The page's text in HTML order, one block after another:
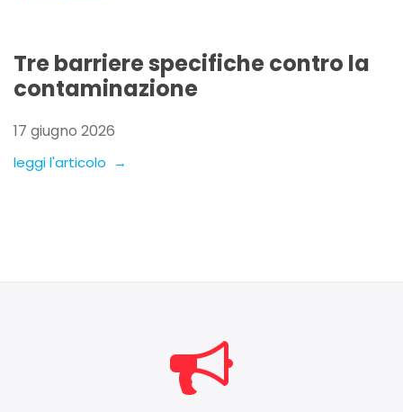
Tre barriere specifiche contro la
contaminazione
17 giugno 2026
leggi l'articolo →